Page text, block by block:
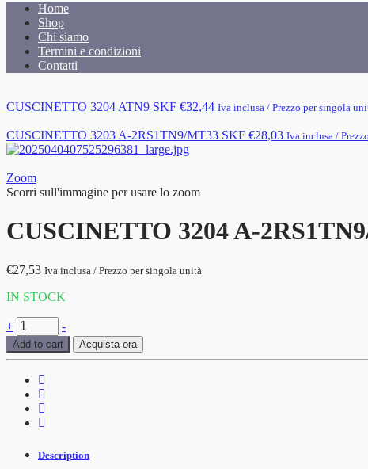
Home
Shop
Chi siamo
Termini e condizioni
Contatti
CUSCINETTO 3204 ATN9 SKF €32,44 Iva inclusa / Prezzo per singola
CUSCINETTO 3203 A-2RS1TN9/MT33 SKF €28,03 Iva inclusa /
Zoom
Scorri sull'immagine per usare lo zoom
CUSCINETTO 3204 A-
€27,53 Iva inclusa / Prezzo per singola unità
IN STOCK
CUSCINETTO
3204
A-
SKF
quantità
+ -
Add to cart Acquista ora
Description